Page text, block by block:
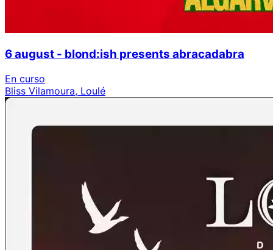
6 august - blond:ish presents abracadabra
En curso
Bliss Vilamoura, Loulé